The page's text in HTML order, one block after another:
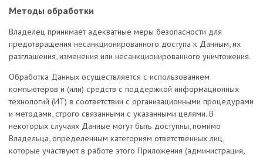
Методы обработки
Владелец принимает адекватные меры безопасности для
предотвращения несанкционированного доступа к Данным, их
разглашения, изменения или несанкционированного уничтожения.
Обработка Данных осуществляется с использованием
компьютеров и (или) средств с поддержкой информационных
технологий (ИТ) в соответствии с организационными процедурами
и методами, строго связанными с указанными целями. В
некоторых случаях Данные могут быть доступны, помимо
Владельца, определенным категориям ответственных лиц,
которые участвуют в работе этого Приложения (администрация,